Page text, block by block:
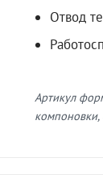
Отвод
Артикул
компоновки,